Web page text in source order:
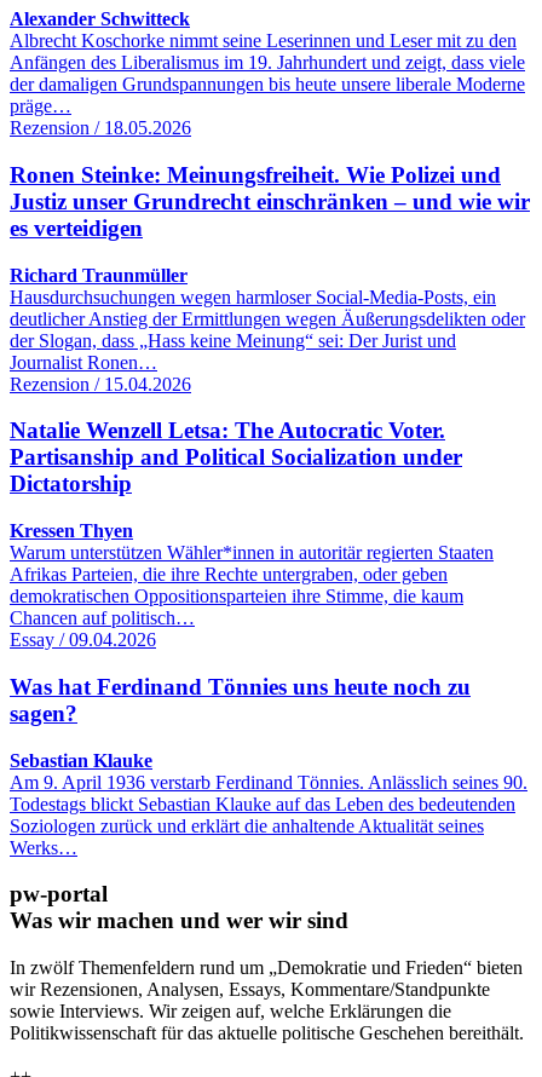
Alexander Schwitteck
Albrecht Koschorke nimmt seine Leserinnen und Leser mit zu den
Anfängen des Liberalismus im 19. Jahrhundert und zeigt, dass viele
der damaligen Grundspannungen bis heute unsere liberale Moderne
präge…
Rezension / 18.05.2026
Ronen Steinke: Meinungsfreiheit. Wie Polizei und
Justiz unser Grundrecht einschränken – und wie wir
es verteidigen
Richard Traunmüller
Hausdurchsuchungen wegen harmloser Social-Media-Posts, ein
deutlicher Anstieg der Ermittlungen wegen Äußerungsdelikten oder
der Slogan, dass „Hass keine Meinung“ sei: Der Jurist und
Journalist Ronen…
Rezension / 15.04.2026
Natalie Wenzell Letsa: The Autocratic Voter.
Partisanship and Political Socialization under
Dictatorship
Kressen Thyen
Warum unterstützen Wähler*innen in autoritär regierten Staaten
Afrikas Parteien, die ihre Rechte untergraben, oder geben
demokratischen Oppositionsparteien ihre Stimme, die kaum
Chancen auf politisch…
Essay / 09.04.2026
Was hat Ferdinand Tönnies uns heute noch zu
sagen?
Sebastian Klauke
Am 9. April 1936 verstarb Ferdinand Tönnies. Anlässlich seines 90.
Todestags blickt Sebastian Klauke auf das Leben des bedeutenden
Soziologen zurück und erklärt die anhaltende Aktualität seines
Werks…
pw-portal
Was wir machen und wer wir sind
In zwölf Themenfeldern rund um „Demokratie und Frieden“ bieten
wir Rezensionen, Analysen, Essays, Kommentare/Standpunkte
sowie Interviews. Wir zeigen auf, welche Erklärungen die
Politikwissenschaft für das aktuelle politische Geschehen bereithält.